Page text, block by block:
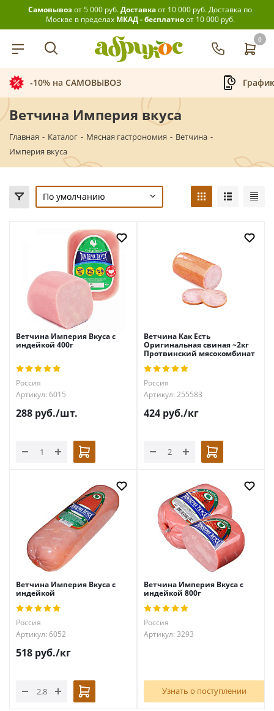
Самовывозот 5 000 руб.Доставкаот 10 000 руб.Доставка по
Москве в пределах МКАД - бесплатноот 10 000 руб.
0
-10% на САМОВЫВОЗ
Ветчина Империя вкуса
Главная - Каталог - Мясная гастрономия - Ветчина -
Империя вкуса
По умолчанию
Ветчина Империя Вкуса с
индейкой 400г
Россия
Артикул: 6015
288 руб./шт.
Ветчина Как Есть
Оригинальная свиная ~2кг
Протвинский мясокомбинат
Россия
Артикул: 255583
424 руб./кг
Ветчина Империя Вкуса с
индейкой
Россия
Артикул: 6052
518 руб./кг
Ветчина Империя Вкуса с
индейкой 800г
Россия
Артикул: 3293
Узнать о поступлении